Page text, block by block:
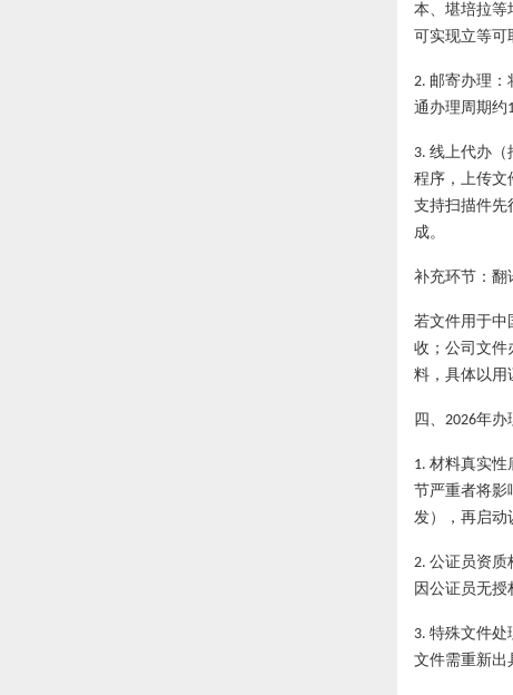
本、堪培拉等
可实现立等可
2. 邮寄办理：
通办理周期约
3. 线上代办（
程序，上传文
支持扫描件先
成。
补充环节：翻
若文件用于中
收；公司文件
料，具体以用
四、 2026年办
1. 材料真实性
节严重者将影
发），再启动
2. 公证员资质
因公证员无授
3. 特殊文件处
文件需重新出